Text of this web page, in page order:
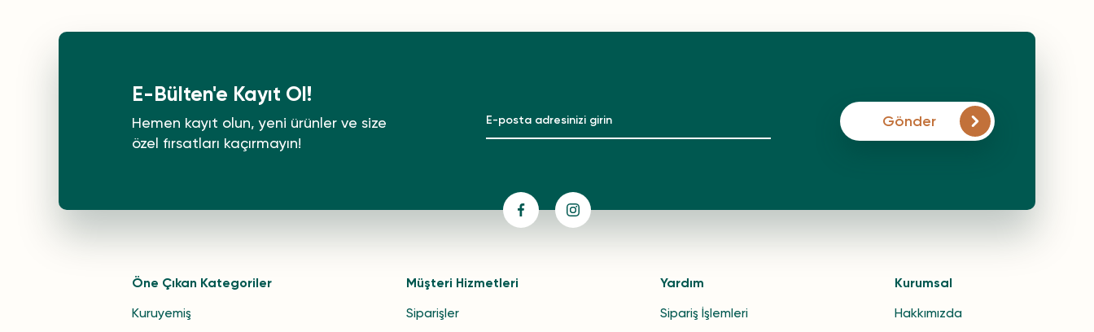
E-Bülten'e Kayıt Ol!
Hemen kayıt olun, yeni ürünler ve size
özel fırsatları kaçırmayın!
Gönder
Öne Çıkan Kategoriler
Kuruyemiş
Müşteri Hizmetleri
Siparişler
Yardım
Sipariş İşlemleri
Kurumsal
Hakkımızda